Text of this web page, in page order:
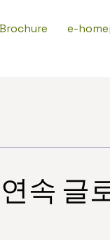
e-
속 글